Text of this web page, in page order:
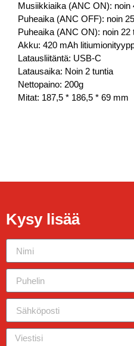
Musiikkiaika (ANC ON): noin
Puheaika (ANC OFF): noin
Puheaika (ANC ON): noin 22
Akku: 420 mAh
Latausliitäntä: USB-C
Latausaika: Noin 2 tuntia
Nettopaino: 200g
Mitat: 187,5 * 186,5 * 69 mm
Kysy lisää